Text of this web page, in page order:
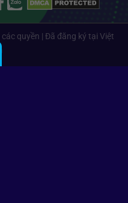
quyền | Đã đăng ký tại Việt